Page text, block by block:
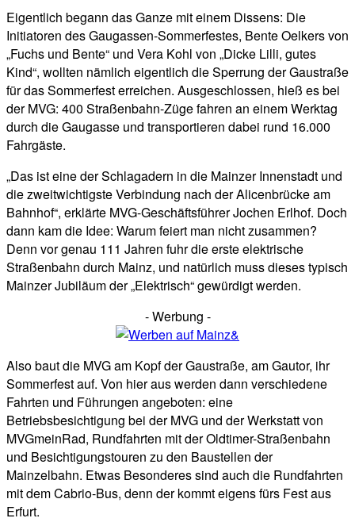
Eigentlich begann das Ganze mit einem Dissens: Die
Initiatoren des Gaugassen-Sommerfestes, Bente Oelkers von
„Fuchs und Bente“ und Vera Kohl von „Dicke Lilli, gutes
Kind“, wollten nämlich eigentlich die Sperrung der Gaustraße
für das Sommerfest erreichen. Ausgeschlossen, hieß es bei
der MVG: 400 Straßenbahn-Züge fahren an einem Werktag
durch die Gaugasse und transportieren dabei rund 16.000
Fahrgäste.
„Das ist eine der Schlagadern in die Mainzer Innenstadt und
die zweitwichtigste Verbindung nach der Alicenbrücke am
Bahnhof“, erklärte MVG-Geschäftsführer Jochen Erlhof. Doch
dann kam die Idee: Warum feiert man nicht zusammen?
Denn vor genau 111 Jahren fuhr die erste elektrische
Straßenbahn durch Mainz, und natürlich muss dieses typisch
Mainzer Jubiläum der „Elektrisch“ gewürdigt werden.
- Werbung -
Also baut die MVG am Kopf der Gaustraße, am Gautor, ihr
Sommerfest auf. Von hier aus werden dann verschiedene
Fahrten und Führungen angeboten: eine
Betriebsbesichtigung bei der MVG und der Werkstatt von
MVGmeinRad, Rundfahrten mit der Oldtimer-Straßenbahn
und Besichtigungstouren zu den Baustellen der
Mainzelbahn. Etwas Besonderes sind auch die Rundfahrten
mit dem Cabrio-Bus, denn der kommt eigens fürs Fest aus
Erfurt.